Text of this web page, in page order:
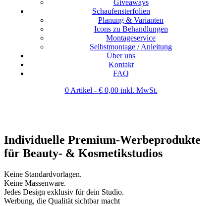
Giveaways
Schaufensterfolien
Planung & Varianten
Icons zu Behandlungen
Montageservice
Selbstmontage / Anleitung
Über uns
Kontakt
FAQ
0 Artikel - €0,00inkl. MwSt.
Individuelle Premium-Werbeprodukte
für Beauty- & Kosmetikstudios
Keine Standardvorlagen.
Keine Massenware.
Jedes Design exklusiv für dein Studio.
Werbung, die Qualität sichtbar macht